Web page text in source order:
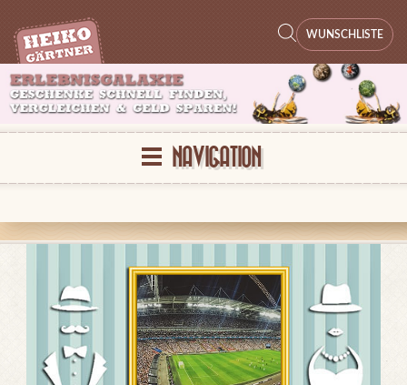
WUNSCHLISTE
NAVIGATION